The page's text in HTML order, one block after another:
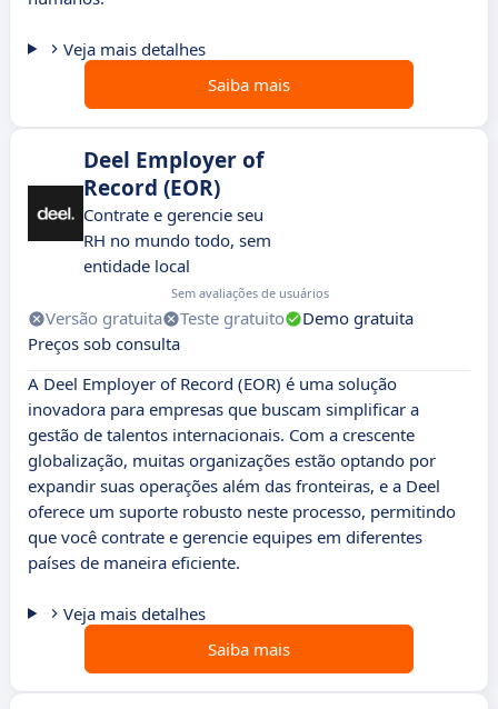
Veja mais detalhes
Saiba mais
Deel Employer of
Record (EOR)
Contrate e gerencie seu
RH no mundo todo, sem
entidade local
Sem avaliações de usuários
Versão gratuita Teste gratuito
Demo gratuita
Preços sob consulta
A Deel Employer of Record (EOR) é uma solução
inovadora para empresas que buscam simplificar a
gestão de talentos internacionais. Com a crescente
globalização, muitas organizações estão optando por
expandir suas operações além das fronteiras, e a Deel
oferece um suporte robusto neste processo, permitindo
que você contrate e gerencie equipes em diferentes
países de maneira eficiente.
Veja mais detalhes
Saiba mais